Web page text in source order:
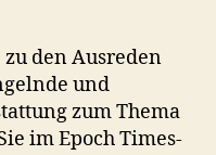
den Ausreden
und
zum Thema
im Epoch Times-